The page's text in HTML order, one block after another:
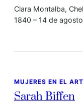
Clara Montalba,
1840 – 14 de
MUJERES EN EL
Sarah Biffen